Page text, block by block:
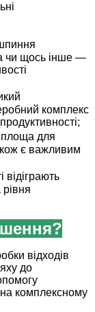
чи щось інше —
комплекс
площа для
є важливим
відіграють
рівня
відходів
до
на комплексному